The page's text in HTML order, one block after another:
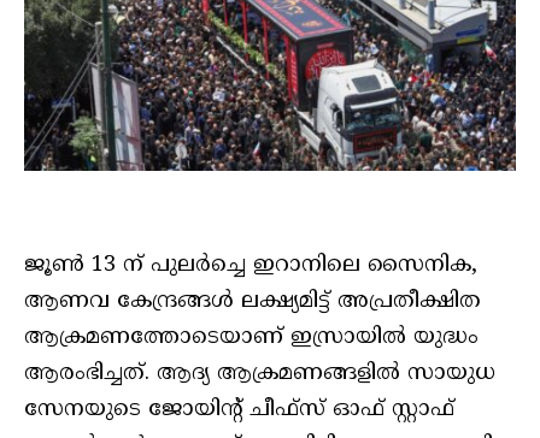
ജൂണ്‍ 13 ന് പുലര്‍ച്ചെ ഇറാനിലെ സൈനിക,
ആണവ കേന്ദ്രങ്ങള്‍ ലക്ഷ്യമിട്ട് അപ്രതീക്ഷിത
ആക്രമണത്തോടെയാണ് ഇസ്രായില്‍ യുദ്ധം
ആരംഭിച്ചത്. ആദ്യ ആക്രമണങ്ങളില്‍ സായുധ
സേനയുടെ ജോയിന്റ് ചീഫ്‌സ് ഓഫ് സ്റ്റാഫ്